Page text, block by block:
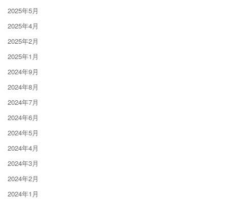
2025年5月
2025年4月
2025年2月
2025年1月
2024年9月
2024年8月
2024年7月
2024年6月
2024年5月
2024年4月
2024年3月
2024年2月
2024年1月